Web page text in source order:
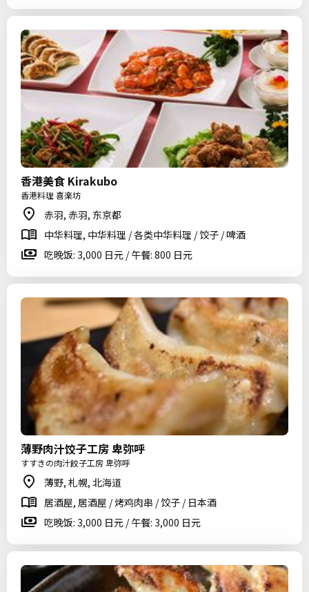
香港美食 Kirakubo
香港料理 喜楽坊
赤羽, 赤羽, 东京都
中华料理, 中华料理 / 各类中华料理 / 饺子 / 啤酒
吃晚饭: 3,000 日元 / 午餐: 800 日元
薄野肉汁饺子工房 卑弥呼
すすきの肉汁餃子工房 卑弥呼
薄野, 札幌, 北海道
居酒屋, 居酒屋 / 烤鸡肉串 / 饺子 / 日本酒
吃晚饭: 3,000 日元 / 午餐: 3,000 日元